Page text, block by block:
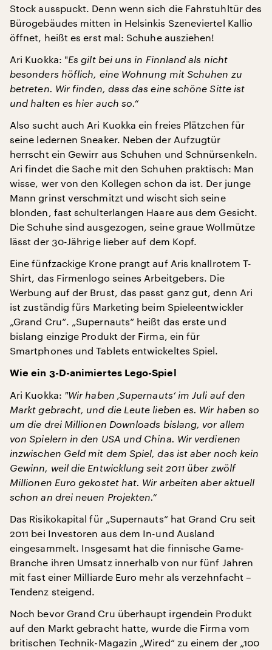
Stock ausspuckt. Denn wenn sich die Fahrstuhltür des
Bürogebäudes mitten in Helsinkis Szeneviertel Kallio
öffnet, heißt es erst mal: Schuhe ausziehen!
Ari Kuokka: "Es gilt bei uns in Finnland als nicht
besonders höflich, eine Wohnung mit Schuhen zu
betreten. Wir finden, dass das eine schöne Sitte ist
und halten es hier auch so.“
Also sucht auch Ari Kuokka ein freies Plätzchen für
seine ledernen Sneaker. Neben der Aufzugtür
herrscht ein Gewirr aus Schuhen und Schnürsenkeln.
Ari findet die Sache mit den Schuhen praktisch: Man
wisse, wer von den Kollegen schon da ist. Der junge
Mann grinst verschmitzt und wischt sich seine
blonden, fast schulterlangen Haare aus dem Gesicht.
Die Schuhe sind ausgezogen, seine graue Wollmütze
lässt der 30-Jährige lieber auf dem Kopf.
Eine fünfzackige Krone prangt auf Aris knallrotem T-
Shirt, das Firmenlogo seines Arbeitgebers. Die
Werbung auf der Brust, das passt ganz gut, denn Ari
ist zuständig fürs Marketing beim Spieleentwickler
„Grand Cru“. „Supernauts“ heißt das erste und
bislang einzige Produkt der Firma, ein für
Smartphones und Tablets entwickeltes Spiel.
Wie ein 3-D-animiertes Lego-Spiel
Ari Kuokka: "Wir haben ‚Supernauts‘ im Juli auf den
Markt gebracht, und die Leute lieben es. Wir haben so
um die drei Millionen Downloads bislang, vor allem
von Spielern in den USA und China. Wir verdienen
inzwischen Geld mit dem Spiel, das ist aber noch kein
Gewinn, weil die Entwicklung seit 2011 über zwölf
Millionen Euro gekostet hat. Wir arbeiten aber aktuell
schon an drei neuen Projekten.“
Das Risikokapital für „Supernauts“ hat Grand Cru seit
2011 bei Investoren aus dem In-und Ausland
eingesammelt. Insgesamt hat die finnische Game-
Branche ihren Umsatz innerhalb von nur fünf Jahren
mit fast einer Milliarde Euro mehr als verzehnfacht –
Tendenz steigend.
Noch bevor Grand Cru überhaupt irgendein Produkt
auf den Markt gebracht hatte, wurde die Firma vom
britischen Technik-Magazin „Wired“ zu einem der „100